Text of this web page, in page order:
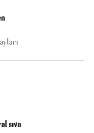
sıva